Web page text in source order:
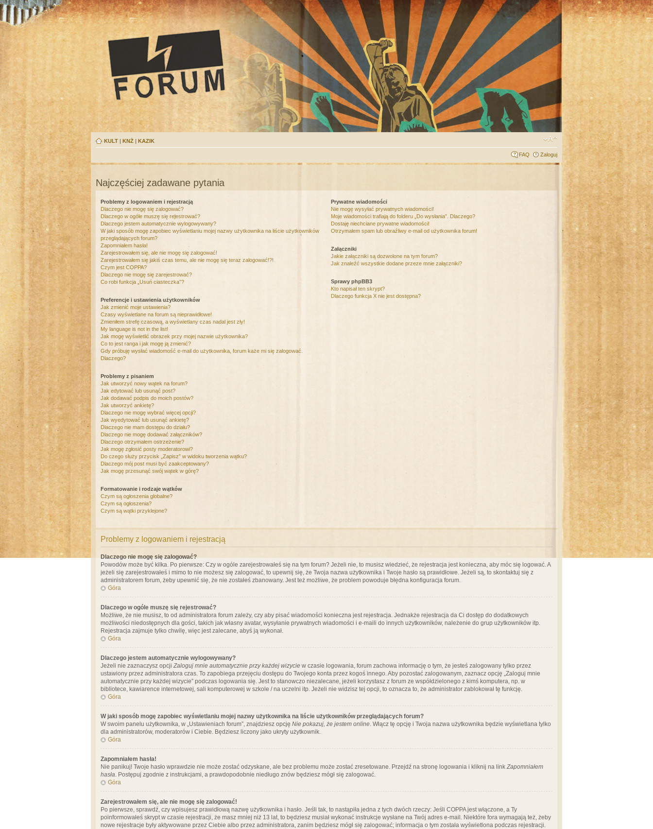
KULT | KNŻ | KAZIK
FAQ Zaloguj
Najczęściej zadawane pytania
Problemy z logowaniem i rejestracją
Dlaczego nie mogę się zalogować?
Dlaczego w ogóle muszę się rejestrować?
Dlaczego jestem automatycznie wylogowywany?
W jaki sposób mogę zapobiec wyświetlaniu mojej nazwy użytkownika na liście użytkowników
przeglądających forum?
Zapomniałem hasła!
Zarejestrowałem się, ale nie mogę się zalogować!
Zarejestrowałem się jakiś czas temu, ale nie mogę się teraz zalogować!?!
Czym jest COPPA?
Dlaczego nie mogę się zarejestrować?
Co robi funkcja „Usuń ciasteczka”?
Preferencje i ustawienia użytkowników
Jak zmienić moje ustawienia?
Czasy wyświetlane na forum są nieprawidłowe!
Zmieniłem strefę czasową, a wyświetlany czas nadal jest zły!
My language is not in the list!
Jak mogę wyświetlić obrazek przy mojej nazwie użytkownika?
Co to jest ranga i jak mogę ją zmienić?
Gdy próbuję wysłać wiadomość e-mail do użytkownika, forum każe mi się zalogować.
Dlaczego?
Problemy z pisaniem
Jak utworzyć nowy wątek na forum?
Jak edytować lub usunąć post?
Jak dodawać podpis do moich postów?
Jak utworzyć ankietę?
Dlaczego nie mogę wybrać więcej opcji?
Jak wyedytować lub usunąć ankietę?
Dlaczego nie mam dostępu do działu?
Dlaczego nie mogę dodawać załączników?
Dlaczego otrzymałem ostrzeżenie?
Jak mogę zgłosić posty moderatorowi?
Do czego służy przycisk „Zapisz” w widoku tworzenia wątku?
Dlaczego mój post musi być zaakceptowany?
Jak mogę przesunąć swój wątek w górę?
Formatowanie i rodzaje wątków
Czym są ogłoszenia globalne?
Czym są ogłoszenia?
Czym są wątki przyklejone?
Prywatne wiadomości
Nie mogę wysyłać prywatnych wiadomości!
Moje wiadomości trafiają do folderu „Do wysłania”. Dlaczego?
Dostaję niechciane prywatne wiadomości!
Otrzymałem spam lub obraźliwy e-mail od użytkownika forum!
Załączniki
Jakie załączniki są dozwolone na tym forum?
Jak znaleźć wszystkie dodane przeze mnie załączniki?
Sprawy phpBB3
Kto napisał ten skrypt?
Dlaczego funkcja X nie jest dostępna?
Problemy z logowaniem i rejestracją
Dlaczego nie mogę się zalogować?
Powodów może być kilka. Po pierwsze: Czy w ogóle zarejestrowałeś się na tym forum? Jeżeli nie, to musisz wiedzieć, że rejestracja jest konieczna, aby móc się logować. A
jeżeli się zarejestrowałeś i mimo to nie możesz się zalogować, to upewnij się, że Twoja nazwa użytkownika i Twoje hasło są prawidłowe. Jeżeli są, to skontaktuj się z
administratorem forum, żeby upewnić się, że nie zostałeś zbanowany. Jest też możliwe, że problem powoduje błędna konfiguracja forum.
Góra
Dlaczego w ogóle muszę się rejestrować?
Możliwe, że nie musisz, to od administratora forum zależy, czy aby pisać wiadomości konieczna jest rejestracja. Jednakże rejestracja da Ci dostęp do dodatkowych
możliwości niedostępnych dla gości, takich jak własny avatar, wysyłanie prywatnych wiadomości i e-maili do innych użytkowników, należenie do grup użytkowników itp.
Rejestracja zajmuje tylko chwilę, więc jest zalecane, abyś ją wykonał.
Góra
Dlaczego jestem automatycznie wylogowywany?
Jeżeli nie zaznaczysz opcji Zaloguj mnie automatycznie przy każdej wizycie w czasie logowania, forum zachowa informację o tym, że jesteś zalogowany tylko przez
ustawiony przez administratora czas. To zapobiega przejęciu dostępu do Twojego konta przez kogoś innego. Aby pozostać zalogowanym, zaznacz opcję „Zaloguj mnie
automatycznie przy każdej wizycie” podczas logowania się. Jest to stanowczo niezalecane, jeżeli korzystasz z forum ze współdzielonego z kimś komputera, np. w
bibliotece, kawiarence internetowej, sali komputerowej w szkole / na uczelni itp. Jeżeli nie widzisz tej opcji, to oznacza to, że administrator zablokował tę funkcję.
Góra
W jaki sposób mogę zapobiec wyświetlaniu mojej nazwy użytkownika na liście użytkowników przeglądających forum?
W swoim panelu użytkownika, w „Ustawieniach forum”, znajdziesz opcję Nie pokazuj, że jestem online. Włącz tę opcję i Twoja nazwa użytkownika będzie wyświetlana tylko
dla administratorów, moderatorów i Ciebie. Będziesz liczony jako ukryty użytkownik.
Góra
Zapomniałem hasła!
Nie panikuj! Twoje hasło wprawdzie nie może zostać odzyskane, ale bez problemu może zostać zresetowane. Przejdź na stronę logowania i kliknij na link Zapomniałem
hasła. Postępuj zgodnie z instrukcjami, a prawdopodobnie niedługo znów będziesz mógł się zalogować.
Góra
Zarejestrowałem się, ale nie mogę się zalogować!
Po pierwsze, sprawdź, czy wpisujesz prawidłową nazwę użytkownika i hasło. Jeśli tak, to nastąpiła jedna z tych dwóch rzeczy: Jeśli COPPA jest włączone, a Ty
poinformowałeś skrypt w czasie rejestracji, że masz mniej niż 13 lat, to będziesz musiał wykonać instrukcje wysłane na Twój adres e-mail. Niektóre fora wymagają też, żeby
nowe rejestracje były aktywowane przez Ciebie albo przez administratora, zanim będziesz mógł się zalogować; informacja o tym została wyświetlona podczas rejestracji.